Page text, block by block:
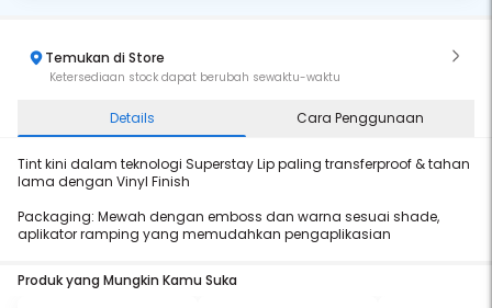
Temukan di Store
Ketersediaan stock dapat berubah sewaktu-waktu
Details Cara Penggunaan
Tint kini dalam teknologi Superstay Lip paling transferproof & tahan
lama dengan Vinyl Finish
Packaging: Mewah dengan emboss dan warna sesuai shade,
aplikator ramping yang memudahkan pengaplikasian
Produk yang Mungkin Kamu Suka